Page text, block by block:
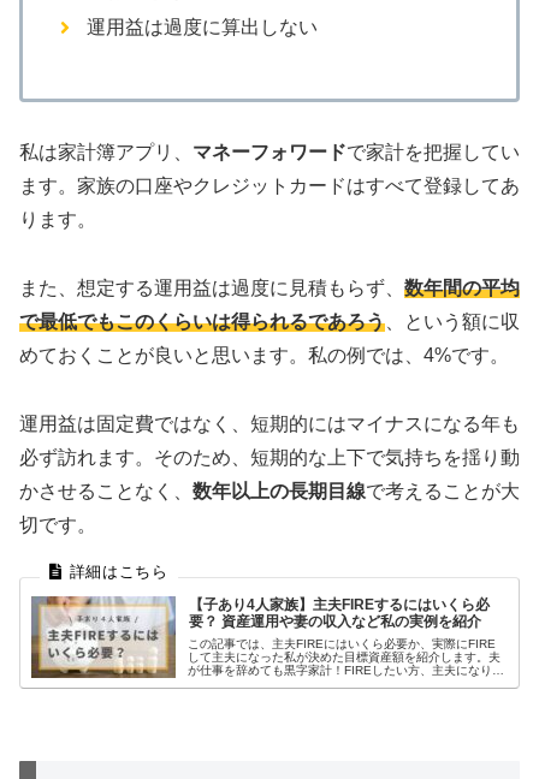
運用益は過度に算出しない
私は家計簿アプリ、 マネーフォワードで家計を把握してい
ます。家族の口座やクレジットカードはすべて登録してあ
ります。
また、想定する運用益は過度に見積もらず、 数年間の平均
で最低でもこのくらいは得られるであろう 、という額に収
めておくことが良いと思います。私の例では、4%です。
運用益は固定費ではなく、短期的にはマイナスになる年も
必ず訪れます。そのため、短期的な上下で気持ちを揺り動
かさせることなく、 数年以上の長期目線で考えることが大
切です。
【子あり4人家族】主夫FIREするにはいくら必
要？ 資産運用や妻の収入など私の実例を紹介
この記事では、主夫FIREにはいくら必要か、実際にFIRE
して主夫になった私が決めた目標資産額を紹介します。夫
が仕事を辞めても黒字家計！FIREしたい方、主夫になりた